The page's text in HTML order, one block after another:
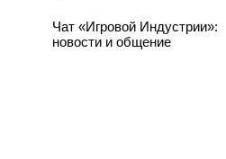
Чат «Игровой Индустрии»:
новости и общение